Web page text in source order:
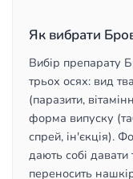
Як вибрати
Вибір препарату
трьох осях: вид
(паразити,
форма випуску
спрей, ін'єкція).
дають собі давати
переносить